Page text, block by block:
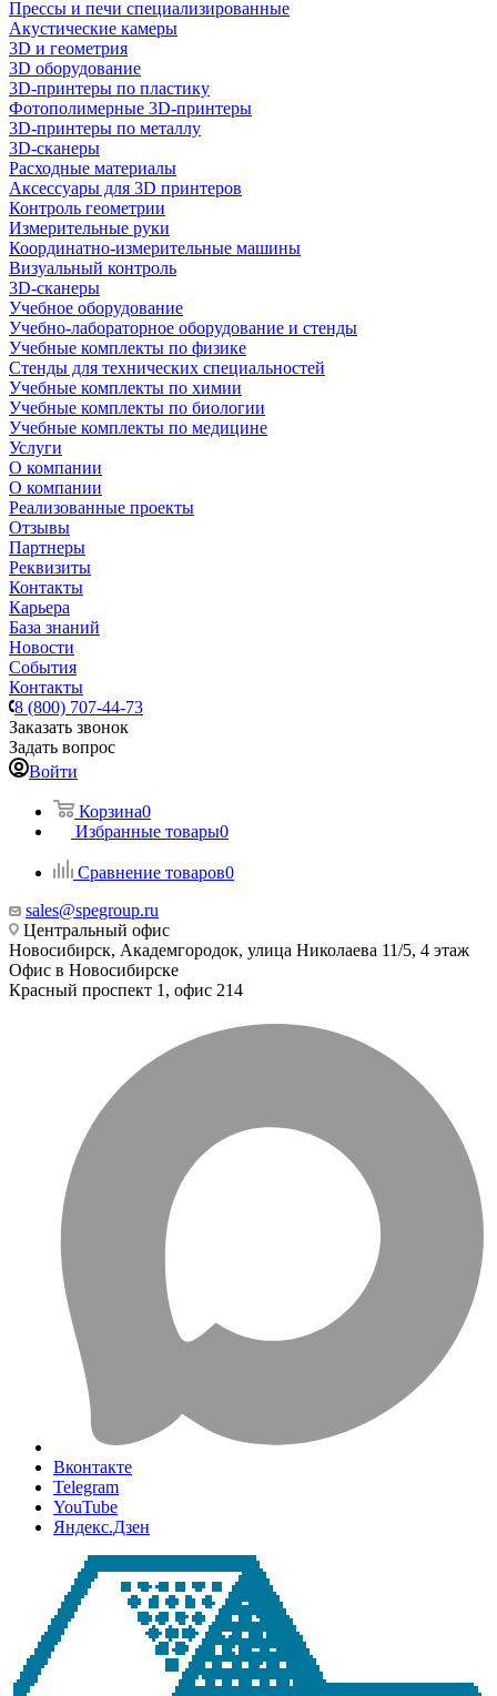
Прессы и печи специализированные
Акустические камеры
3D и геометрия
3D оборудование
3D-принтеры по пластику
Фотополимерные 3D-принтеры
3D-принтеры по металлу
3D-сканеры
Расходные материалы
Аксессуары для 3D принтеров
Контроль геометрии
Измерительные руки
Координатно-измерительные машины
Визуальный контроль
3D-сканеры
Учебное оборудование
Учебно-лабораторное оборудование и стенды
Учебные комплекты по физике
Стенды для технических специальностей
Учебные комплекты по химии
Учебные комплекты по биологии
Учебные комплекты по медицине
Услуги
О компании
О компании
Реализованные проекты
Отзывы
Партнеры
Реквизиты
Контакты
Карьера
База знаний
Новости
События
Контакты
8 (800) 707-44-73
Заказать звонок
Задать вопрос
Войти
Корзина0
Избранные товары0
Сравнение товаров0
sales@spegroup.ru
Центральный офис
Новосибирск, Академгородок, улица Николаева 11/5, 4 этаж
Офис в Новосибирске
Красный проспект 1, офис 214
Вконтакте
Telegram
YouTube
Яндекс.Дзен